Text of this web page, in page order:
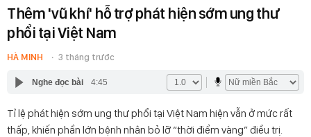
Thêm 'vũ khí' hỗ trợ phát hiện sớm ung thư
phổi tại Việt Nam
HÀ MINH 3 tháng trước
Nghe đọc bài 4:45
Tỉ lệ phát hiện sớm ung thư phổi tại Việt Nam hiện vẫn ở mức rất
thấp, khiến phần lớn bệnh nhân bỏ lỡ “thời điểm vàng” điều trị.